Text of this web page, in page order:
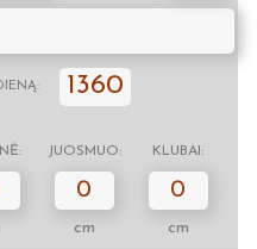
1360
JUOSMUO: KLUBAI:
0
cm
0
cm